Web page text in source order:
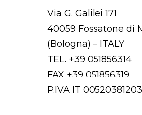
Via G. Galilei 171
40059 Fossatone di
(Bologna) – ITALY
TEL. +39 051856314
FAX +39 051856319
P.IVA IT 00520381203